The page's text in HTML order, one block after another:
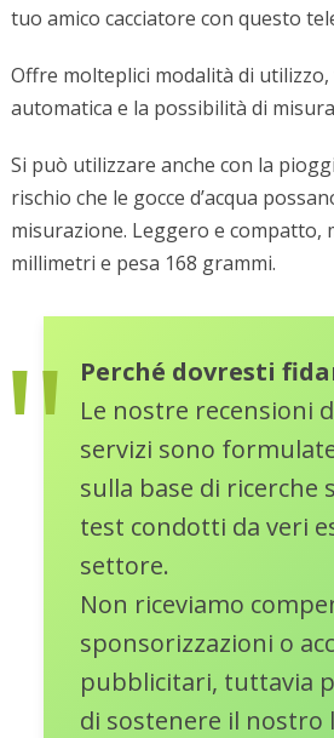
tuo amico cacciatore con questo
Offre molteplici modalità di utilizzo,
automatica e la possibilità di
Si può utilizzare anche con la
rischio che le gocce d’acqua
misurazione. Leggero e compatto,
millimetri e pesa 168 grammi.
Perché dovresti
Le nostre recensioni
servizi sono
sulla base di ricerche
test condotti da veri
settore.
Non riceviamo
sponsorizzazioni o
pubblicitari, tuttavia
di sostenere il nostro